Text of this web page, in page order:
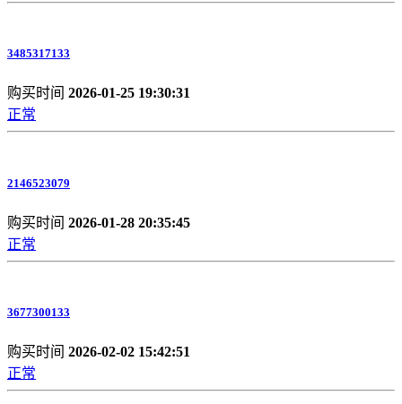
3485317133
购买时间 2026-01-25 19:30:31
正常
2146523079
购买时间 2026-01-28 20:35:45
正常
3677300133
购买时间 2026-02-02 15:42:51
正常